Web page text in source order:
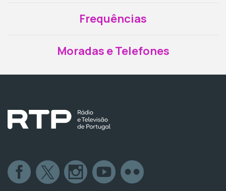
Frequências
Moradas e Telefones